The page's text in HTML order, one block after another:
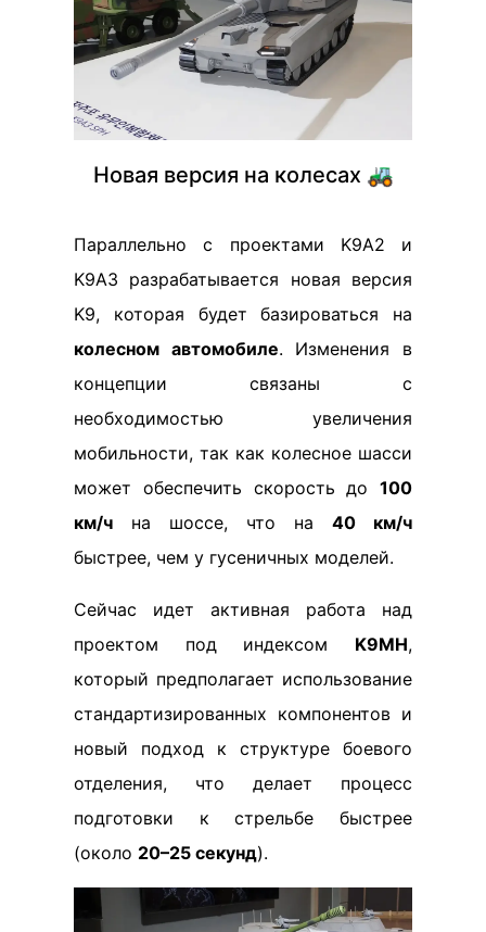
Новая версия на колесах 🚜
Параллельно с проектами K9A2 и
K9A3 разрабатывается новая версия
K9, которая будет базироваться на
колесном автомобиле. Изменения в
концепции связаны с
необходимостью увеличения
мобильности, так как колесное шасси
может обеспечить скорость до 100
км/ч на шоссе, что на 40 км/ч
быстрее, чем у гусеничных моделей.
Сейчас идет активная работа над
проектом под индексом K9MH,
который предполагает использование
стандартизированных компонентов и
новый подход к структуре боевого
отделения, что делает процесс
подготовки к стрельбе быстрее
(около 20–25 секунд).